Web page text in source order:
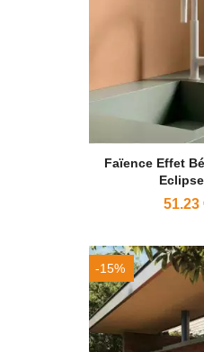
Faïence Effet
51.23
-15%